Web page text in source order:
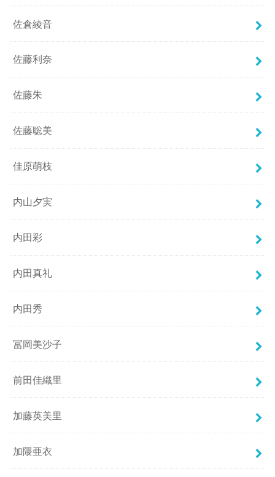
佐倉綾音
佐藤利奈
佐藤朱
佐藤聡美
佳原萌枝
内山夕実
内田彩
内田真礼
内田秀
冨岡美沙子
前田佳織里
加藤英美里
加隈亜衣